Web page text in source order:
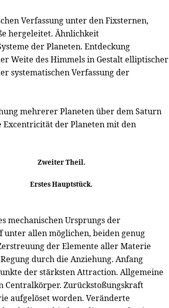
Verfassung unter den Fixsternen,
hergeleitet. Ähnlichkeit
der Planeten. Entdeckung
Weite des Himmels in Gestalt elliptischer
systematischen Verfassung der
mehrerer Planeten über dem Saturn
Excentricität der Planeten mit den
Zweiter Theil.
Erstes Hauptstück.
mechanischen Ursprungs der
unter allen möglichen, beiden genug
der Elemente aller Materie
durch die Anziehung. Anfang
der stärksten Attraction. Allgemeine
Centralkörper. Zurückstoßungskraft
aufgelöset worden. Veränderte